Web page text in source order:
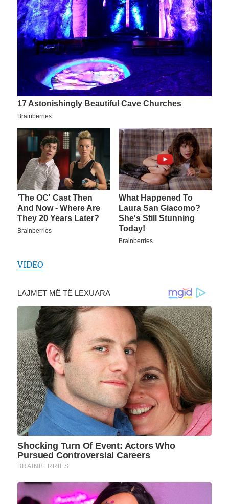
VIDEO